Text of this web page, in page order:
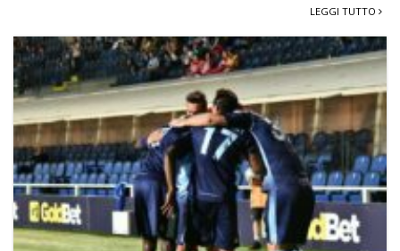
LEGGI TUTTO